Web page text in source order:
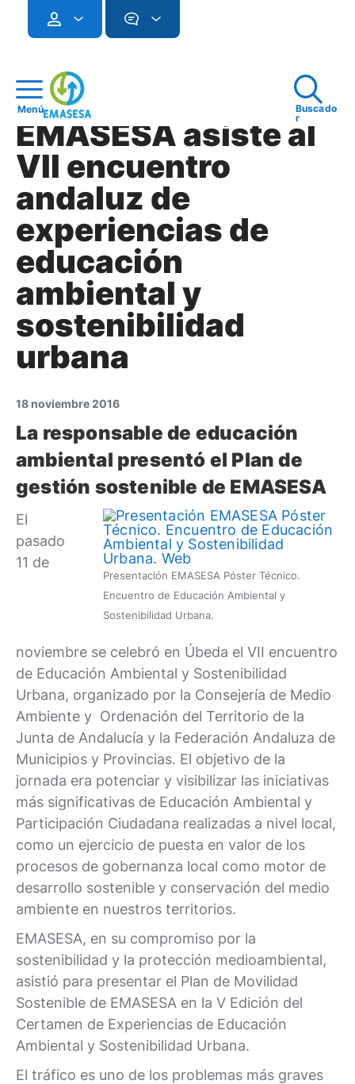
Menú
Buscado
r
EMASESA asiste al
VII encuentro
andaluz de
experiencias de
educación
ambiental y
sostenibilidad
urbana
18 noviembre 2016
La responsable de educación
ambiental presentó el Plan de
gestión sostenible de EMASESA
Presentación EMASESA Póster Técnico.
Encuentro de Educación Ambiental y
Sostenibilidad Urbana.
El
pasado
11 de
noviembre se celebró en Úbeda el VII encuentro
de Educación Ambiental y Sostenibilidad
Urbana, organizado por la Consejería de Medio
Ambiente y Ordenación del Territorio de la
Junta de Andalucía y la Federación Andaluza de
Municipios y Provincias. El objetivo de la
jornada era potenciar y visibilizar las iniciativas
más significativas de Educación Ambiental y
Participación Ciudadana realizadas a nivel local,
como un ejercicio de puesta en valor de los
procesos de gobernanza local como motor de
desarrollo sostenible y conservación del medio
ambiente en nuestros territorios.
EMASESA, en su compromiso por la
sostenibilidad y la protección medioambiental,
asistió para presentar el Plan de Movilidad
Sostenible de EMASESA en la V Edición del
Certamen de Experiencias de Educación
Ambiental y Sostenibilidad Urbana.
El tráfico es uno de los problemas más graves